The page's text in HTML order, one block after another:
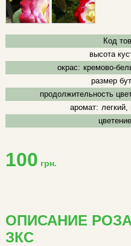
Код
высота
окрас: кремово-
размер
продолжительность
аромат:
100 грн.
ОПИСАНИЕ
ЗКС